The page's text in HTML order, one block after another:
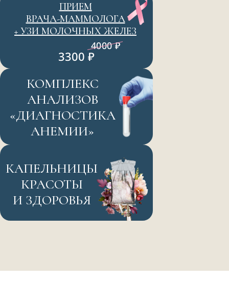
3300 ₽
4000 ₽
ПРИЕМ
ВРАЧА-МАММОЛОГА
+ УЗИ МОЛОЧНЫХ ЖЕЛЕЗ
КОМПЛЕКС
АНАЛИЗОВ
«ДИАГНОСТИКА
АНЕМИИ»
КАПЕЛЬНИЦЫ
КРАСОТЫ
И ЗДОРОВЬЯ